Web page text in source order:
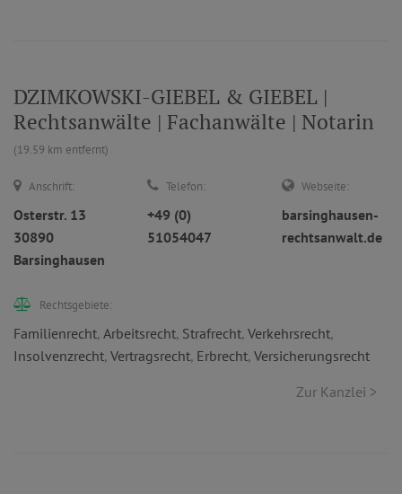
DZIMKOWSKI-GIEBEL & GIEBEL |
Rechtsanwälte | Fachanwälte | Notarin
(19.59 km entfernt)
Anschrift:
Osterstr. 13
30890
Barsinghausen
Telefon:
+49 (0)
51054047
Webseite:
barsinghausen-
rechtsanwalt.de
Rechtsgebiete:
Familienrecht, Arbeitsrecht, Strafrecht, Verkehrsrecht,
Insolvenzrecht, Vertragsrecht, Erbrecht, Versicherungsrecht
Zur Kanzlei >